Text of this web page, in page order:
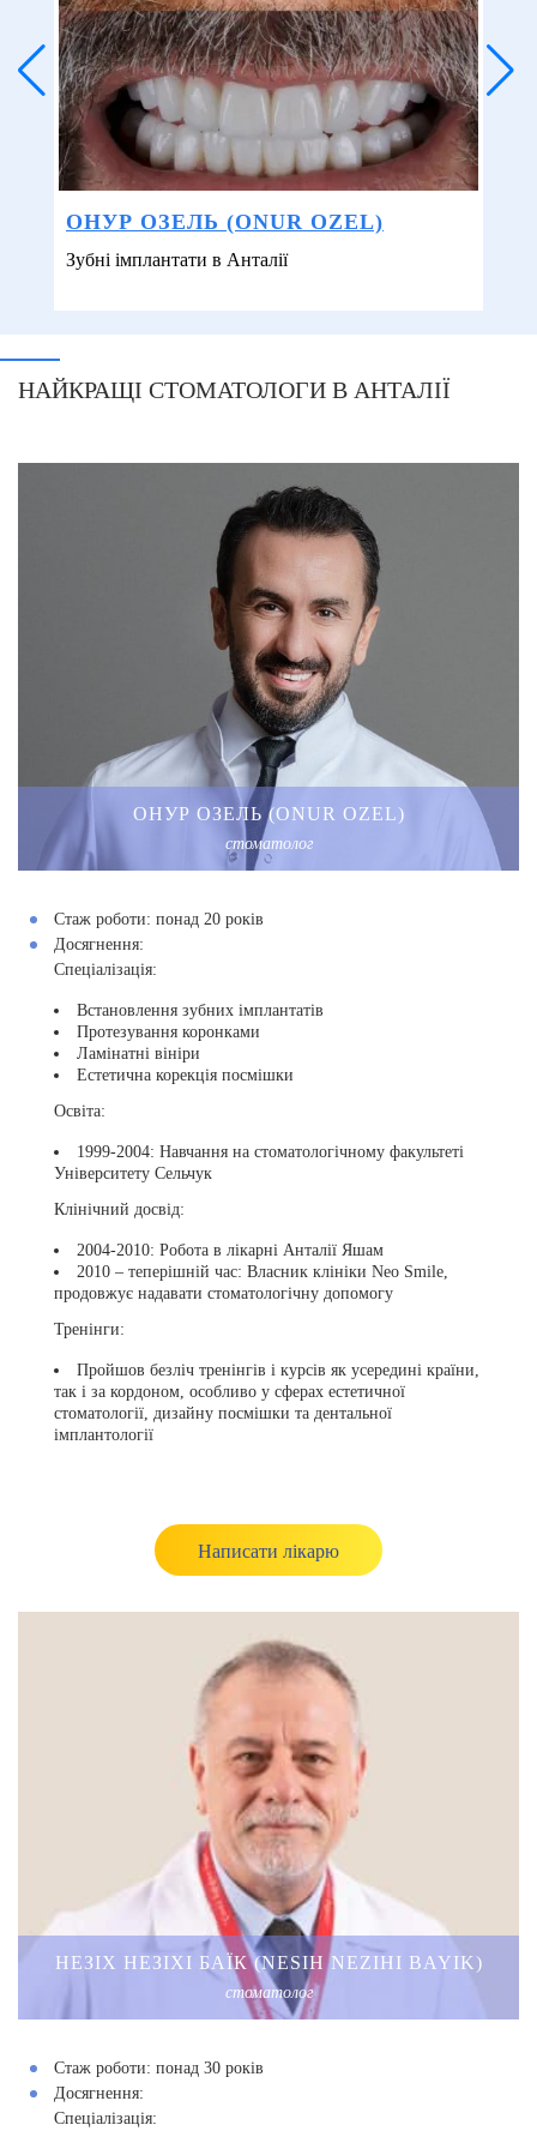
ОНУР ОЗЕЛЬ (ONUR OZEL)
Зубні імплантати в Анталії
НАЙКРАЩІ СТОМАТОЛОГИ В АНТАЛІЇ
ОНУР ОЗЕЛЬ (ONUR OZEL)
стоматолог
Стаж роботи: понад 20 років
Досягнення:
Спеціалізація:
Встановлення зубних імплантатів
Протезування коронками
Ламінатні вініри
Естетична корекція посмішки
Освіта:
1999-2004: Навчання на стоматологічному факультеті
Університету Сельчук
Клінічний досвід:
2004-2010: Робота в лікарні Анталії Яшам
2010 – теперішній час: Власник клініки Neo Smile,
продовжує надавати стоматологічну допомогу
Тренінги:
Пройшов безліч тренінгів і курсів як усередині країни,
так і за кордоном, особливо у сферах естетичної
стоматології, дизайну посмішки та дентальної
імплантології
Написати лікарю
НЕЗІХ НЕЗІХІ БАЇК (NESIH NEZIHI BAYIK)
стоматолог
Стаж роботи: понад 30 років
Досягнення:
Спеціалізація: